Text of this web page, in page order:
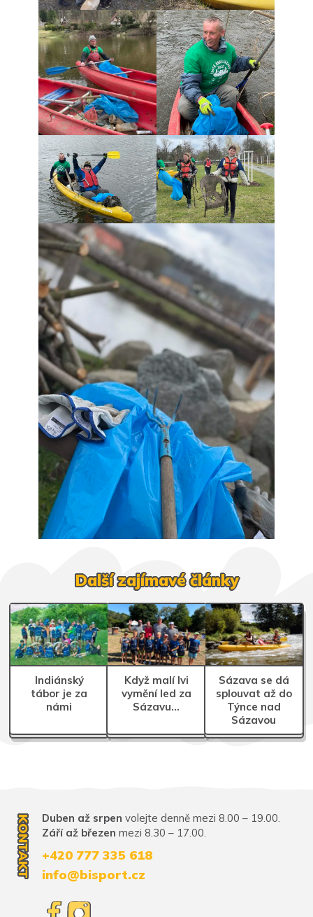
Další zajímavé články
Indiánský
tábor je za
námi
Když malí lvi
vymění led za
Sázavu…
Sázava se dá
splouvat až do
Týnce nad
Sázavou
KONTAKT Duben až srpen volejte denně mezi 8.00 – 19.00.
Září až březen mezi 8.30 – 17.00.
+420 777 335 618
info@bisport.cz